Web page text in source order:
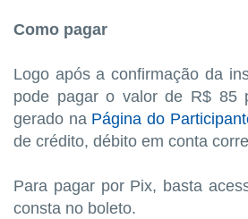
Como pagar
Logo após a confirmação da
pode pagar o valor de R$ 85
gerado na Página do
de crédito, débito em conta
Para pagar por Pix, basta
consta no boleto.